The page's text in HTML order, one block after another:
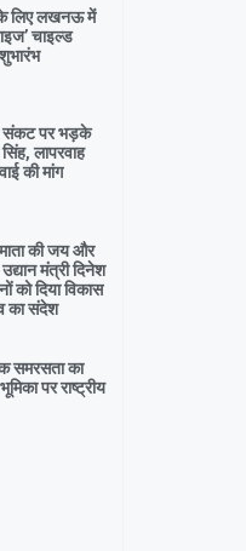
के लिए लखनऊ में
चाइल्ड
संकट पर भड़के
लापरवाह
की मांग
की जय और
मंत्री दिनेश
को दिया विकास
का संदेश
समरसता का
पर राष्ट्रीय